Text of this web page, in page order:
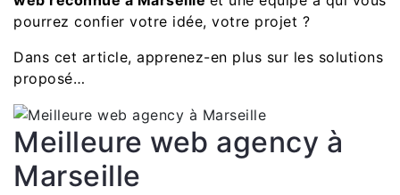
pourrez confier votre idée, votre projet ?
Dans cet article, apprenez-en plus sur les solutions
proposé…
Meilleure web agency à
Marseille